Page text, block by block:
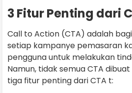
3 Fitur Penting dari
Call to Action (CTA) adalah
setiap kampanye pemasaran
pengguna untuk melakukan
Namun, tidak semua CTA
tiga fitur penting dari CTA t: